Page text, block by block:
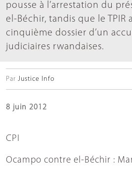
pousse à l’arrestation du
el-Béchir, tandis que le TPIR
cinquième dossier d’un
judiciaires rwandaises.
Par Justice Info
8 juin 2012
CPI
Ocampo contre el-Béchir :